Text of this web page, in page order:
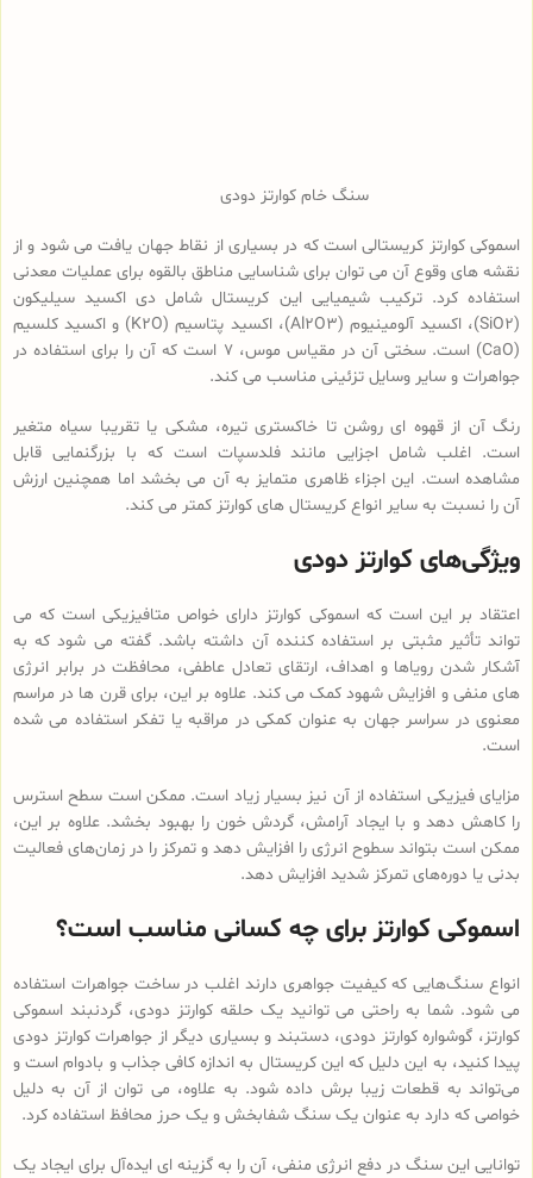
سنگ خام کوارتز دودی
اسموکی کوارتز کریستالی است که در بسیاری از نقاط جهان یافت می شود و از
نقشه های وقوع آن می توان برای شناسایی مناطق بالقوه برای عملیات معدنی
استفاده کرد. ترکیب شیمیایی این کریستال شامل دی اکسید سیلیکون
(SiO2)، اکسید آلومینیوم (Al2O3)، اکسید پتاسیم (K2O) و اکسید کلسیم
(CaO) است. سختی آن در مقیاس موس، 7 است که آن را برای استفاده در
جواهرات و سایر وسایل تزئینی مناسب می کند.
رنگ آن از قهوه ای روشن تا خاکستری تیره، مشکی یا تقریبا سیاه متغیر
است. اغلب شامل اجزایی مانند فلدسپات است که با بزرگنمایی قابل
مشاهده است. این اجزاء ظاهری متمایز به آن می بخشد اما همچنین ارزش
آن را نسبت به سایر انواع کریستال های کوارتز کمتر می کند.
ویژگی‌های کوارتز دودی
اعتقاد بر این است که اسموکی کوارتز دارای خواص متافیزیکی است که می
تواند تأثیر مثبتی بر استفاده کننده آن داشته باشد. گفته می شود که به
آشکار شدن رویاها و اهداف، ارتقای تعادل عاطفی، محافظت در برابر انرژی
های منفی و افزایش شهود کمک می کند. علاوه بر این، برای قرن ها در مراسم
معنوی در سراسر جهان به عنوان کمکی در مراقبه یا تفکر استفاده می شده
است.
مزایای فیزیکی استفاده از آن نیز بسیار زیاد است. ممکن است سطح استرس
را کاهش دهد و با ایجاد آرامش، گردش خون را بهبود بخشد. علاوه بر این،
ممکن است بتواند سطوح انرژی را افزایش دهد و تمرکز را در زمان‌های فعالیت
بدنی یا دوره‌های تمرکز شدید افزایش دهد.
اسموکی کوارتز برای چه کسانی مناسب است؟
انواع سنگ‌هایی که کیفیت جواهری دارند اغلب در ساخت جواهرات استفاده
می شود. شما به راحتی می توانید یک حلقه کوارتز دودی، گردنبند اسموکی
کوارتز، گوشواره کوارتز دودی، دستبند و بسیاری دیگر از جواهرات کوارتز دودی
پیدا کنید، به این دلیل که این کریستال به اندازه کافی جذاب و بادوام است و
می‌تواند به قطعات زیبا برش داده شود. به علاوه، می توان از آن به دلیل
خواصی که دارد به عنوان یک سنگ شفابخش و یک حرز محافظ استفاده کرد.
توانایی این سنگ در دفع انرژی منفی، آن را به گزینه ای ایده‌آل برای ایجاد یک